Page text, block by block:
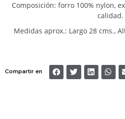
Composición: forro 100% nylon,
calidad.
Medidas aprox.: Largo 28 cms.,
Compartir en